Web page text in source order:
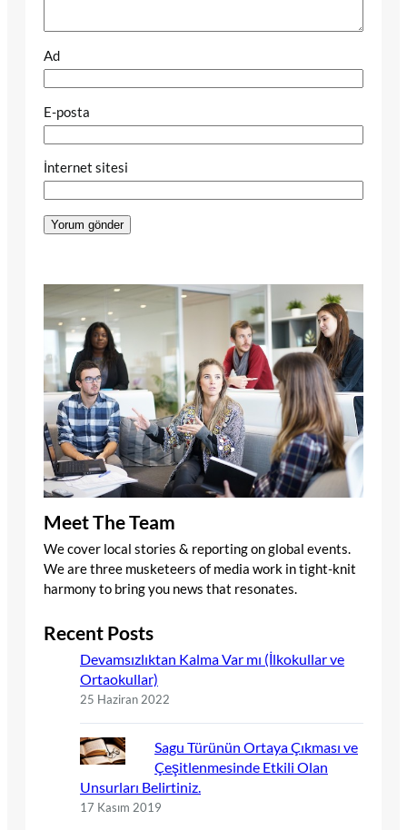
Ad
E-posta
İnternet sitesi
Meet The Team
We cover local stories & reporting on global events.
We are three musketeers of media work in tight-knit
harmony to bring you news that resonates.
Recent Posts
Devamsızlıktan Kalma Var mı (İlkokullar ve
Ortaokullar)
25 Haziran 2022
Sagu Türünün Ortaya Çıkması ve
Çeşitlenmesinde Etkili Olan
Unsurları Belirtiniz.
17 Kasım 2019